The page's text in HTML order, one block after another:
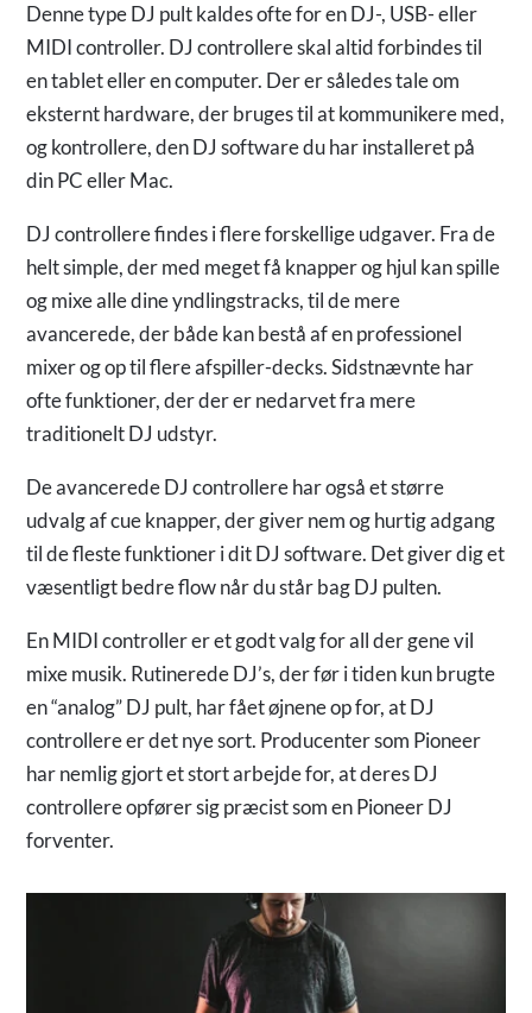
Denne type DJ pult kaldes ofte for en DJ-, USB- eller
MIDI controller. DJ controllere skal altid forbindes til
en tablet eller en computer. Der er således tale om
eksternt hardware, der bruges til at kommunikere med,
og kontrollere, den DJ software du har installeret på
din PC eller Mac.
DJ controllere findes i flere forskellige udgaver. Fra de
helt simple, der med meget få knapper og hjul kan spille
og mixe alle dine yndlingstracks, til de mere
avancerede, der både kan bestå af en professionel
mixer og op til flere afspiller-decks. Sidstnævnte har
ofte funktioner, der der er nedarvet fra mere
traditionelt DJ udstyr.
De avancerede DJ controllere har også et større
udvalg af cue knapper, der giver nem og hurtig adgang
til de fleste funktioner i dit DJ software. Det giver dig et
væsentligt bedre flow når du står bag DJ pulten.
En MIDI controller er et godt valg for all der gene vil
mixe musik. Rutinerede DJ’s, der før i tiden kun brugte
en “analog” DJ pult, har fået øjnene op for, at DJ
controllere er det nye sort. Producenter som Pioneer
har nemlig gjort et stort arbejde for, at deres DJ
controllere opfører sig præcist som en Pioneer DJ
forventer.